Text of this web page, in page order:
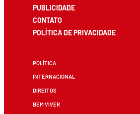
PUBLICIDADE
CONTATO
POLÍTICA DE PRIVACIDADE
POLÍTICA
INTERNACIONAL
DIREITOS
BEM VIVER